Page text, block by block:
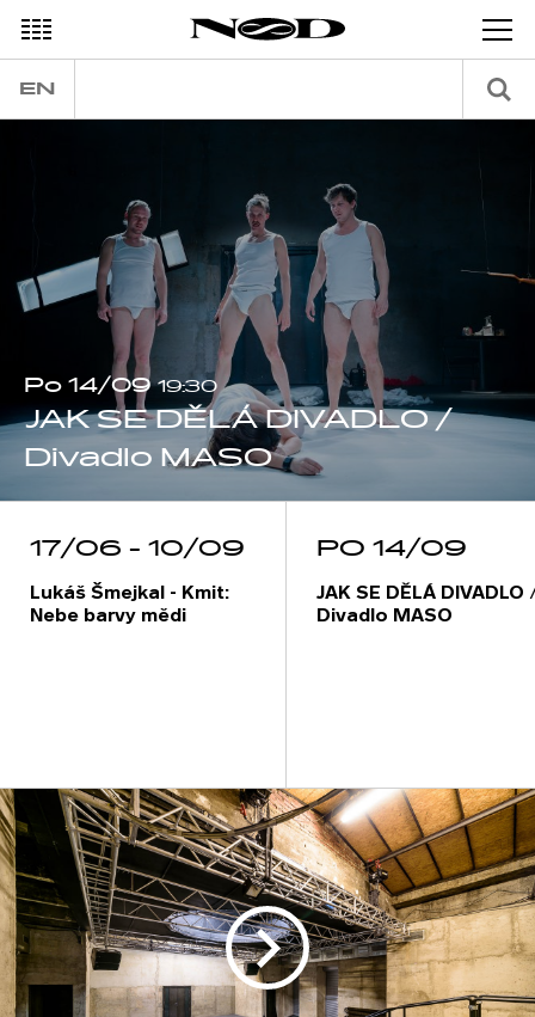
EN
Po 14/0919:30
JAK SE DĚLÁ DIVADLO /
Divadlo MASO
17/06 - 10/09
Lukáš Šmejkal - Kmit:
Nebe barvy mědi
PO 14/09
JAK SE DĚLÁ DIVADLO
Divadlo MASO